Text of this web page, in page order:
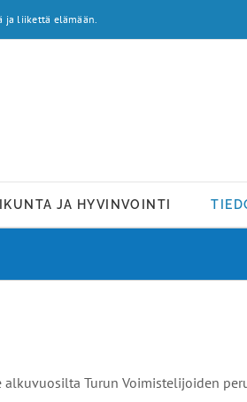
ja liikettä elämään.
JA HYVINVOINTI
Turun Voimistelijoiden